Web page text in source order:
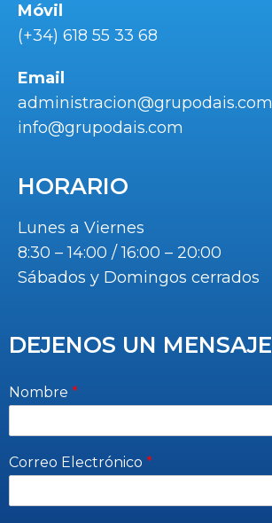
Móvil
(+34) 618 55 33 68
Email
administracion@grupodais.com
info@grupodais.com
HORARIO
Lunes a Viernes
8:30 – 14:00 / 16:00 – 20:00
Sábados y Domingos cerrados
DEJENOS UN MENSAJE
Nombre *
Correo Electrónico *